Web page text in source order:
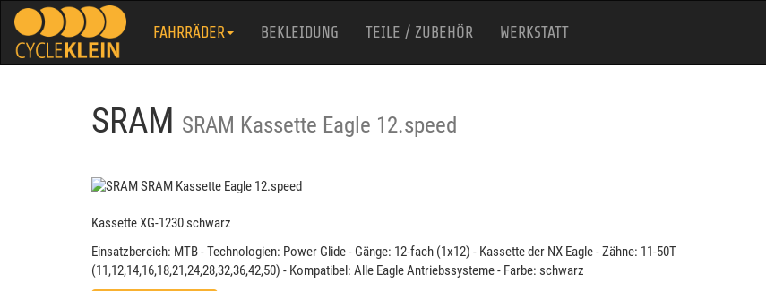
FAHRRÄDER BEKLEIDUNG TEILE / ZUBEHÖR WERKSTATT
SRAM SRAM Kassette Eagle 12.speed
Kassette XG-1230 schwarz
Einsatzbereich: MTB - Technologien: Power Glide - Gänge: 12-fach (1x12) - Kassette der NX Eagle - Zähne: 11-50T
(11,12,14,16,18,21,24,28,32,36,42,50) - Kompatibel: Alle Eagle Antriebssysteme - Farbe: schwarz